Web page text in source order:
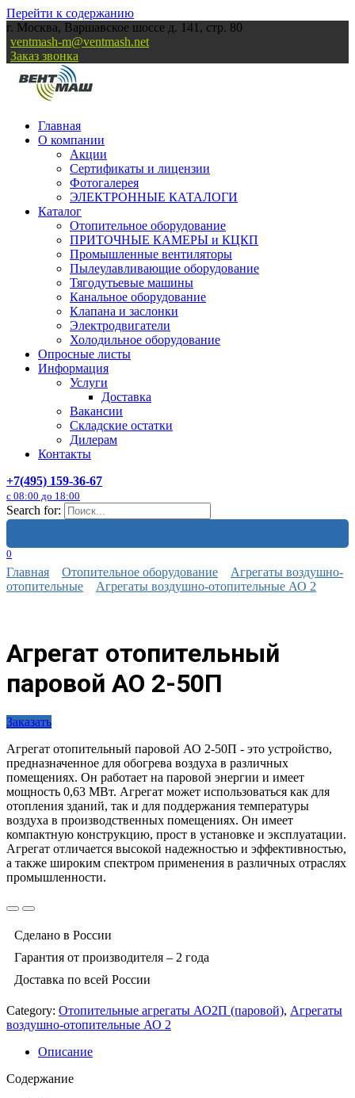
Перейти к содержанию
г. Москва, Варшавское шоссе д. 141, стр. 80
ventmash-m@ventmash.net
Заказ звонка
Главная
О компании
Акции
Сертификаты и лицензии
Фотогалерея
ЭЛЕКТРОННЫЕ КАТАЛОГИ
Каталог
Отопительное оборудование
ПРИТОЧНЫЕ КАМЕРЫ и КЦКП
Промышленные вентиляторы
Пылеулавливающие оборудование
Тягодутьевые машины
Канальное оборудование
Клапана и заслонки
Электродвигатели
Холодильное оборудование
Опросные листы
Информация
Услуги
Доставка
Вакансии
Складские остатки
Дилерам
Контакты
+7(495) 159-36-67
с 08:00 до 18:00
Search for:
0
Главная Отопительное оборудование
Агрегаты воздушно-
отопительные
Агрегаты воздушно-отопительные АО 2
Агрегат отопительный
паровой АО 2-50П
Заказать
Агрегат отопительный паровой АО 2-50П - это устройство,
предназначенное для обогрева воздуха в различных
помещениях. Он работает на паровой энергии и имеет
мощность 0,63 МВт. Агрегат может использоваться как для
отопления зданий, так и для поддержания температуры
воздуха в производственных помещениях. Он имеет
компактную конструкцию, прост в установке и эксплуатации.
Агрегат отличается высокой надежностью и эффективностью,
а также широким спектром применения в различных отраслях
промышленности.
Сделано в России
Гарантия от производителя – 2 года
Доставка по всей России
Category: Отопительные агрегаты АО2П (паровой), Агрегаты
воздушно-отопительные АО 2
Описание
Содержание